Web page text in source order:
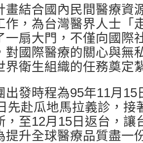
畫結合國內民間醫療資
作，為台灣醫界人士「
一扇大門，不僅向國際
對國際醫療的關心與無
界衛生組織的任務奠定
出發時程為95年11月15
先赴瓜地馬拉義診，接
，至12月15日返台，讓
提升全球醫療品質盡一